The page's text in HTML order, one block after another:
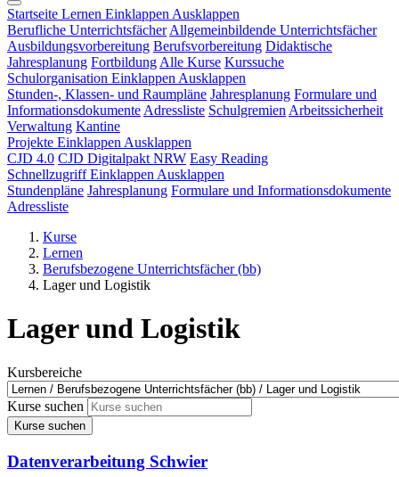
Startseite Lernen Einklappen Ausklappen
Berufliche Unterrichtsfächer Allgemeinbildende Unterrichtsfächer
Ausbildungsvorbereitung Berufsvorbereitung Didaktische
Jahresplanung Fortbildung Alle Kurse Kurssuche
Schulorganisation Einklappen Ausklappen
Stunden-, Klassen- und Raumpläne Jahresplanung Formulare und
Informationsdokumente Adressliste Schulgremien Arbeitssicherheit
Verwaltung Kantine
Projekte Einklappen Ausklappen
CJD 4.0 CJD Digitalpakt NRW Easy Reading
SchnellzugriffEinklappen Ausklappen
Stundenpläne Jahresplanung Formulare und Informationsdokumente
Adressliste
Kurse
Lernen
Berufsbezogene Unterrichtsfächer (bb)
Lager und Logistik
Lager und Logistik
Kursbereiche
Kurse suchen
Kurse suchen
Datenverarbeitung Schwier